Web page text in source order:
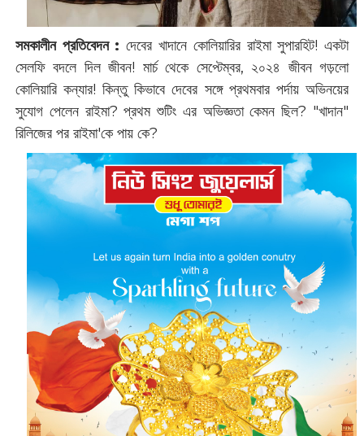
সমকালীন প্রতিবেদন : দেবের খাদানে কোলিয়ারির রাইমা সুপারহিট! একটা
সেলফি বদলে দিল জীবন! মার্চ থেকে সেপ্টেম্বর, ২০২৪ জীবন গড়লো
কোলিয়ারি কন্যার! কিন্তু কিভাবে দেবের সঙ্গে প্রথমবার পর্দায় অভিনয়ের
সুযোগ পেলেন রাইমা? প্রথম শুটিং এর অভিজ্ঞতা কেমন ছিল? "খাদান"
রিলিজের পর রাইমা'কে পায় কে?